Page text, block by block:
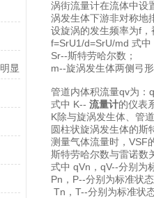
显
涡街流量计在流体中设
涡发生体下游非对称地
设旋涡的发生频率为f
f=SrU1/d=SrU/md 式
Sr--斯特劳哈尔数；
m--旋涡发生体两侧弓
管道内体积流
式中 K-- 流量计的仪表
K除与旋涡发生体、管
圆柱状旋涡发生体的斯
测量气体流量时，VSF
斯特劳哈尔数与雷诺数
式中 qVn，qV--分别为
Pn，P--分别为标准状
Tn，T--分别为标准状